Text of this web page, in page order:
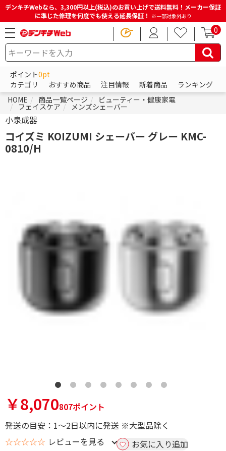
デンキチWebなら、3,300円以上(税込)のお買い上げで送料無料！メーカー保証
に準じた修理を何度でも使える延長保証！ ※一部対象外あり
0
ポイント0pt
カテゴリ
おすすめ商品 注目情報 新着商品
ランキング
HOME
商品一覧ページ ビューティー・健康家電
フェイスケア メンズシェーバー
小泉成器
コイズミ KOIZUMI シェーバー グレー KMC-
0810/H
￥8,070807ポイント
発送の目安：1～2日以内に発送 ※大型品除く
☆☆☆☆☆ レビューを見る お気に入り追加